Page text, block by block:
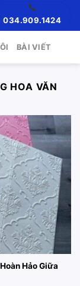
034.909.1424
BÀI VIẾT
HOA VĂN
Hảo Giữa